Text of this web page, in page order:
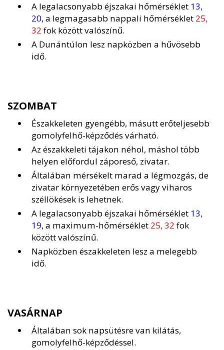
A legalacsonyabb éjszakai hőmérséklet 13,
20, a legmagasabb nappali hőmérséklet 25,
32 fok között valószínű.
A Dunántúlon lesz napközben a hűvösebb
idő.
SZOMBAT
Északkeleten gyengébb, másutt erőteljesebb
gomolyfelhő-képződés várható.
Az északkeleti tájakon néhol, máshol több
helyen előfordul záporeső, zivatar.
Általában mérsékelt marad a légmozgás, de
zivatar környezetében erős vagy viharos
széllökések is lehetnek.
A legalacsonyabb éjszakai hőmérséklet 13,
19, a maximum-hőmérséklet 25, 32 fok
között valószínű.
Napközben északkeleten lesz a melegebb
idő.
VASÁRNAP
Általában sok napsütésre van kilátás,
gomolyfelhő-képződéssel.